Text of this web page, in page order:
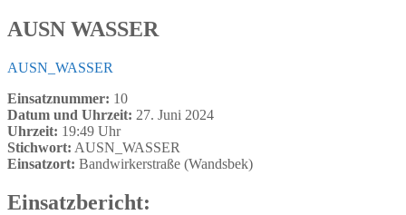
AUSN WASSER
AUSN_WASSER
Einsatznummer: 10
Datum und Uhrzeit: 27. Juni 2024
Uhrzeit: 19:49 Uhr
Stichwort: AUSN_WASSER
Einsatzort: Bandwirkerstraße (Wandsbek)
Einsatzbericht: